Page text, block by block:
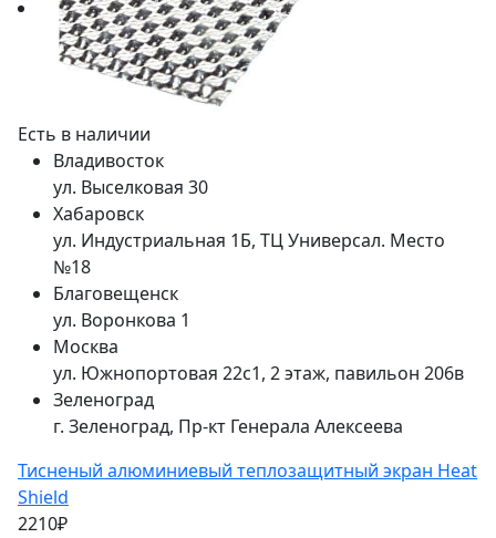
Есть в наличии
Владивосток
ул. Выселковая 30
Хабаровск
ул. Индустриальная 1Б, ТЦ Универсал. Место
№18
Благовещенск
ул. Воронкова 1
Москва
ул. Южнопортовая 22с1, 2 этаж, павильон 206в
Зеленоград
г. Зеленоград, Пр-кт Генерала Алексеева
Тисненый алюминиевый теплозащитный экран Heat
Shield
2210₽